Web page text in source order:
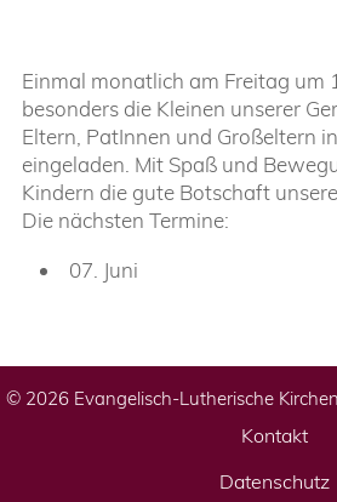
Einmal monatlich am Freitag um
besonders die Kleinen unserer
Eltern, PatInnen und Großeltern
eingeladen. Mit Spaß und
Kindern die gute Botschaft
Die nächsten Termine:
07. Juni
© 2026 Evangelisch-Lutherische
Kontakt
Datenschutz